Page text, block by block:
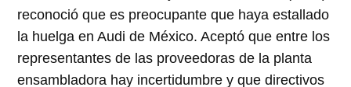
reconoció que es preocupante que haya estallado
la huelga en Audi de México. Aceptó que entre los
representantes de las proveedoras de la planta
ensambladora hay incertidumbre y que directivos